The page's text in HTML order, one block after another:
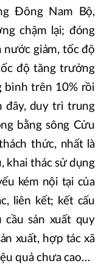
Đông Nam Bộ,
chậm lại; đóng
nước giảm, tốc độ
độ tăng trưởng
bình trên 10% rồi
đây, duy trì trung
bằng sông Cửu
thức, nhất là
khai thác sử dụng
kém nội tại của
liên kết; kết cấu
cầu sản xuất quy
xuất, hợp tác xã
quả chưa cao…